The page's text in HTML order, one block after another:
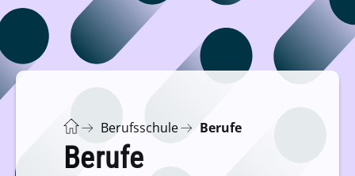
Berufsschule Berufe
Berufe